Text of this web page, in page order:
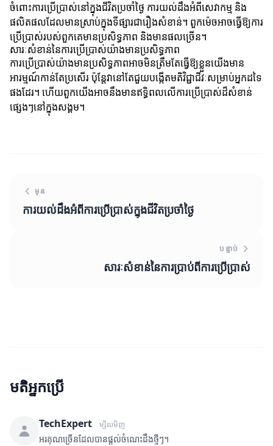
ចំពោះការប្រើប្រាស់នៅក្នុងជីវិតប្រចាំថ្ងៃ ការយល់ដឹងអំពីសេវាកម្ម និង
ផលិតផលដែលមានស្រាប់ក្នុងទីផ្សារជារឿងសំខាន់។ ពួកម៉េចអាចធ្វើឱ្យការ
ប្រើប្រាស់របស់ពួកគេមានប្រសិទ្ធភាព និងមានផលច្រើន។
សារៈសំខាន់នៃការប្រើប្រាស់យ៉ាងមានប្រសិទ្ធភាព
ការប្រើប្រាស់យ៉ាងមានប្រសិទ្ធភាពអាចមិនត្រឹមតែធ្វើឱ្យខ្លួនយើងមាន
អារម្មណ៍កាន់តែប្រសើរ ប៉ុន្តែវានៅតែជួយបង្កើតមតិវិជ្ជាជីវៈសម្រាប់អ្នកដទៃ
ផងដែរ។ ហើយពួកយើងអាចនឹងមានឥទ្ធិពលលើការប្រើប្រាស់ដ៏សំខាន់
ផ្សេងៗនៅក្នុងសង្គម។
មុន
ការយល់ដឹងអំពីការប្រើប្រាស់ក្នុងជីវិតប្រចាំថ្ងៃ
បន្ទាប់
សារៈសំខាន់នៃការប្រាប់ពីការប្រើប្រាស់
មតិអ្នកប្រើ
TechExpert ម្សិលមិញ
អរគុណច្រើនដែលបានផ្តល់ចំណេះដឹងថ្មីៗ។